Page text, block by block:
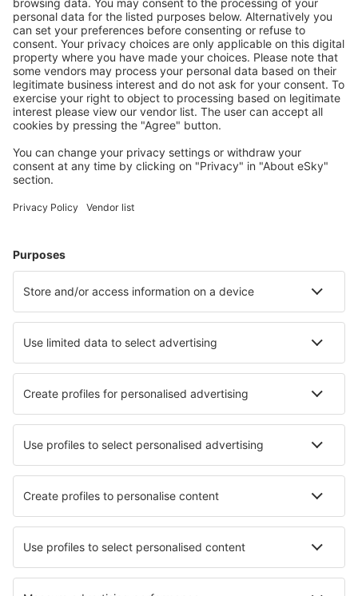
Ricerca rapida e semplice
Offerta su misura per le tue aspettative.
Pianifica in sicurezza
Prenotazione senza pensieri con possibilità di
Prezzi attraenti e offerte speciali per gli utenti registrati.
Scegli tra oltre 1,3 milioni di strutture: hotel, lodge,
Le strutture più ricercate dagli utenti eSky
Le migliori sistemazioni - città
Pernottamenti in Grasellenbach Pernottamenti in Piso Livadi
Pernottamenti in Obermodern
Pernottamenti in Montecatini Val di Cecina
Pernottamenti in Pawłówek k. Bydgoszczy